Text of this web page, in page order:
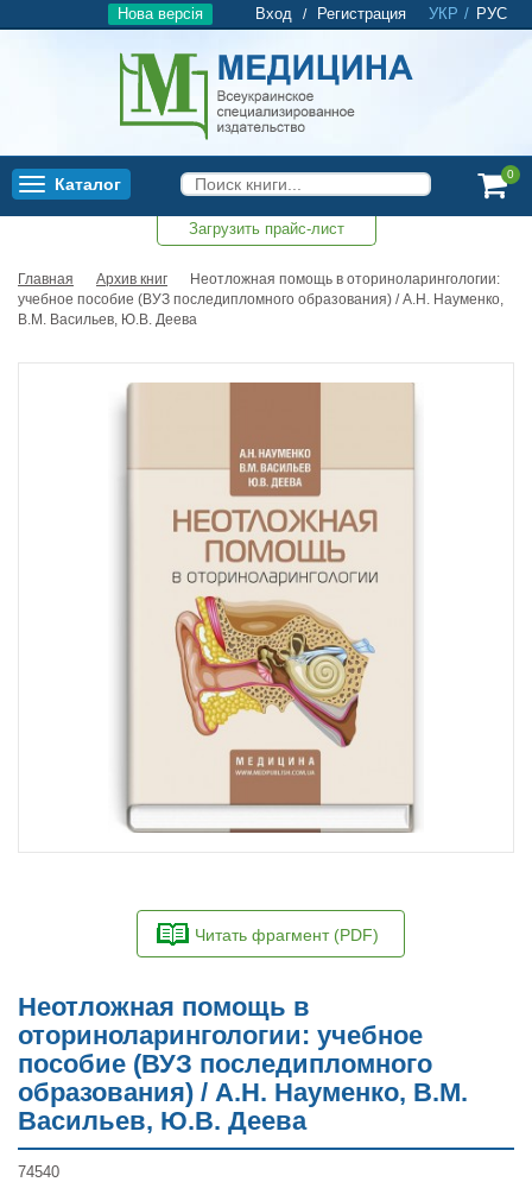
УКР / РУС
Вход / Регистрация
Нова версія
Toggle
Каталог
0
Загрузить прайс-лист
Главная Архив книг
Неотложная помощь в оториноларингологии:
учебное пособие (ВУЗ последипломного образования) / А.Н. Науменко,
В.М. Васильев, Ю.В. Деева
Читать фрагмент (PDF)
Неотложная помощь в
оториноларингологии: учебное
пособие (ВУЗ последипломного
образования) / А.Н. Науменко, В.М.
Васильев, Ю.В. Деева
74540